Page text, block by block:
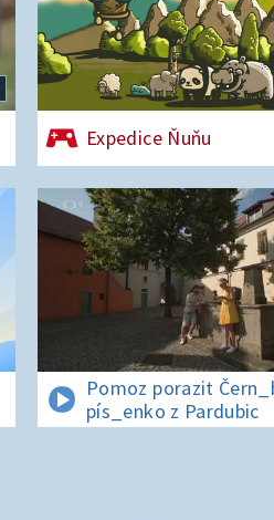
Expedice Ňuňu
Pomoz porazit
pís_enko z Pardubic